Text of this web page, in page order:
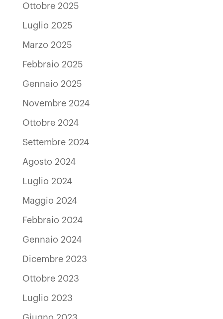
Ottobre 2025
Luglio 2025
Marzo 2025
Febbraio 2025
Gennaio 2025
Novembre 2024
Ottobre 2024
Settembre 2024
Agosto 2024
Luglio 2024
Maggio 2024
Febbraio 2024
Gennaio 2024
Dicembre 2023
Ottobre 2023
Luglio 2023